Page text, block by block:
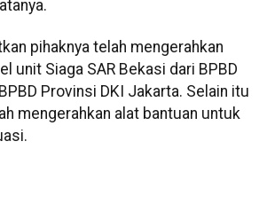
pihaknya telah mengerahkan
unit Siaga SAR Bekasi dari BPBD
Provinsi DKI Jakarta. Selain itu
mengerahkan alat bantuan untuk